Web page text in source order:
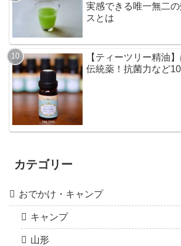
実感できる唯一無二
スとは
【ティーツリー精油
伝統薬！抗菌力など
カテゴリー
おでかけ・キャンプ
キャンプ
山形